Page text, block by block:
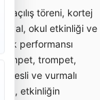
açılış töreni, kortej
okul etkinliği ve
performansı
trompet,
ve vurmalı
etkinliğin